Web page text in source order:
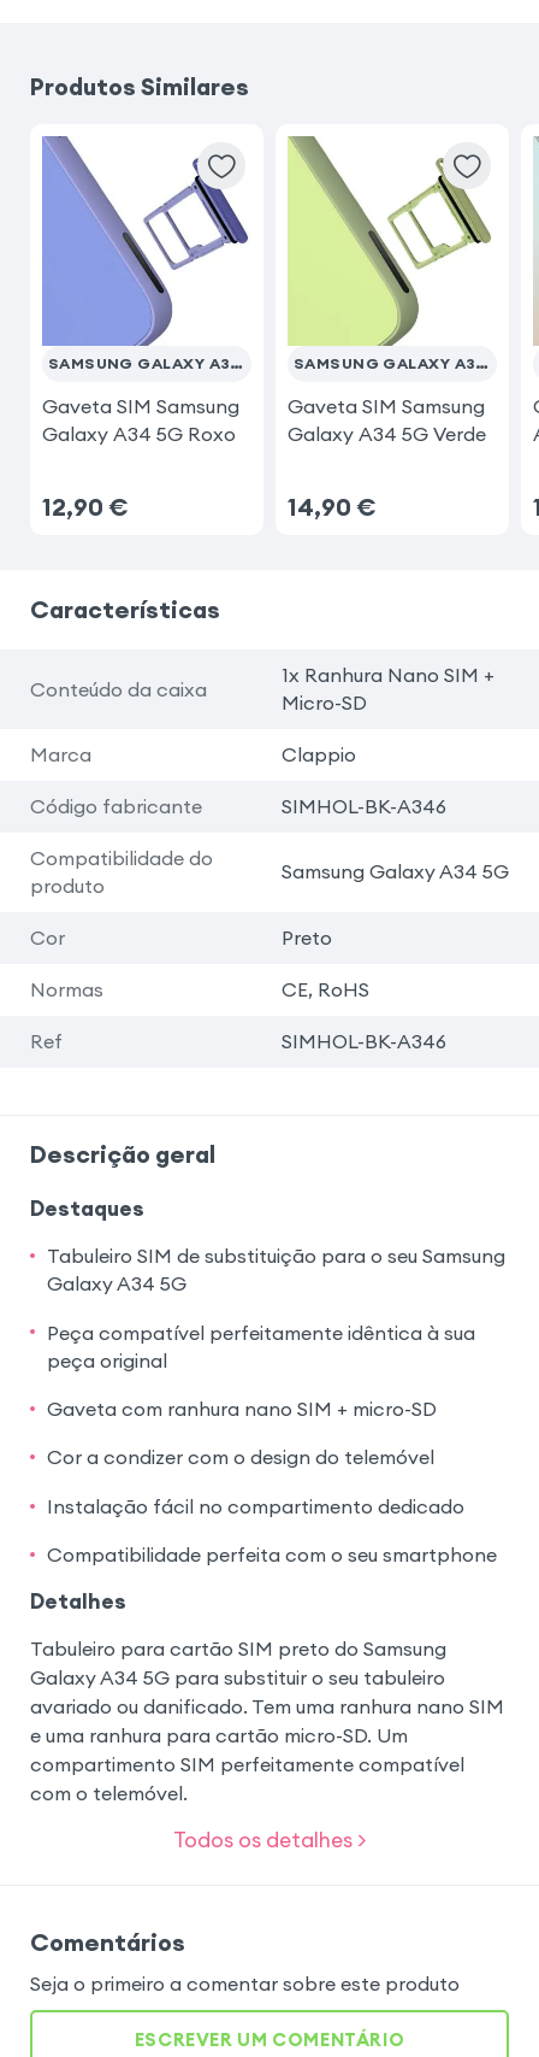
Produtos Similares
SAMSUNG GALAXY A34 5G
Gaveta SIM Samsung
Galaxy A34 5G Roxo
12,90 €
SAMSUNG GALAXY A34 5G
Gaveta SIM Samsung
Galaxy A34 5G Verde
14,90 €
Características
Conteúdo da caixa
1x Ranhura Nano SIM +
Micro-SD
Marca Clappio
Código fabricante SIMHOL-BK-A346
Compatibilidade do
produto
Samsung Galaxy A34 5G
Cor Preto
Normas CE, RoHS
Ref SIMHOL-BK-A346
Descrição geral
Destaques
Tabuleiro SIM de substituição para o seu Samsung
Galaxy A34 5G
Peça compatível perfeitamente idêntica à sua
peça original
Gaveta com ranhura nano SIM + micro-SD
Cor a condizer com o design do telemóvel
Instalação fácil no compartimento dedicado
Compatibilidade perfeita com o seu smartphone
Detalhes
Tabuleiro para cartão SIM preto do Samsung
Galaxy A34 5G para substituir o seu tabuleiro
avariado ou danificado. Tem uma ranhura nano SIM
e uma ranhura para cartão micro-SD. Um
compartimento SIM perfeitamente compatível
com o telemóvel.
Todos os detalhes >
Comentários
Seja o primeiro a comentar sobre este produto
ESCREVER UM COMENTÁRIO